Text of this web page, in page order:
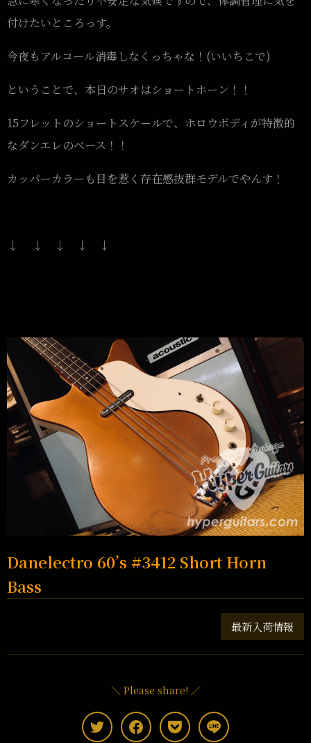
付けたいところっす。
今夜もアルコール消毒しなくっちゃな！(いいちこで)
ということで、本日のサオはショートホーン！！
15フレットのショートスケールで、ホロウボディが特徴的
なダンエレのベース！！
カッパーカラーも目を惹く存在感抜群モデルでやんす！
↓ ↓ ↓ ↓ ↓
Danelectro 60’s #3412 Short Horn
Bass
最新入荷情報
＼ Please share! ／